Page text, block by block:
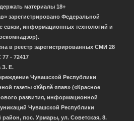
материалы 18+
зарегистрировано Федеральной
связи, информационных технологий и
в реестр зарегистрированных СМИ 28
- 72417
З. Е.
Чувашской Республики
газеты «Хĕрлĕ ялав» («Красное
развития, информационной
Чувашской Республики
пос. Урмары, ул. Советская, 8.